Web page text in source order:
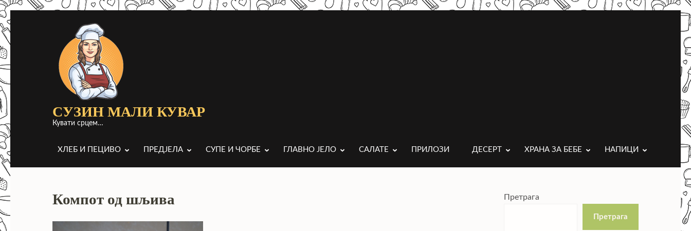
до
садржаја
Ентер)
СУЗИН МАЛИ КУВАР
Кувати срцем…
ХЛЕБ И ПЕЦИВО ПРЕДЈЕЛА СУПЕ И ЧОРБЕ ГЛАВНО ЈЕЛО САЛАТЕ ПРИЛОЗИ ДЕСЕРТ ХРАНА ЗА БЕБЕ НАПИЦИ
Компот од шљива Претрага
Претрага